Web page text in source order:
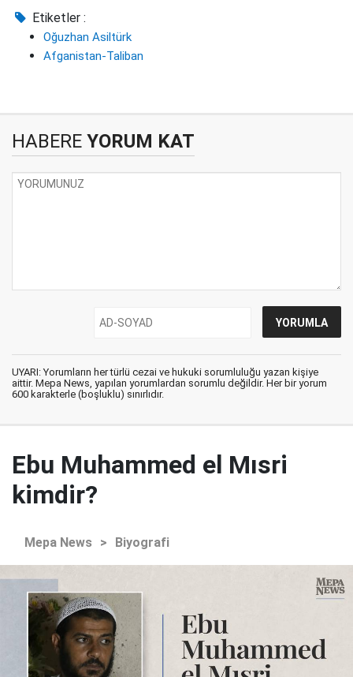
Etiketler :
Oğuzhan Asiltürk
Afganistan-Taliban
HABERE YORUM KAT
UYARI: Yorumların her türlü cezai ve hukuki sorumluluğu yazan kişiye
aittir. Mepa News, yapılan yorumlardan sorumlu değildir. Her bir yorum
600 karakterle (boşluklu) sınırlıdır.
Ebu Muhammed el Mısri
kimdir?
Mepa News > Biyografi